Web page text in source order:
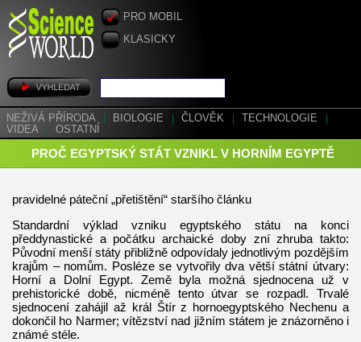
PRO MOBIL
KLASICKY
NEŽIVÁ PŘÍRODA BIOLOGIE ČLOVĚK TECHNOLOGIE
VIDEA
OSTATNÍ
PROČ EGYPTSKÝ STÁT VZNIKL V HORNÍM EGYPTĚ
pravidelné páteční „přetištění“ staršího článku
Standardní výklad vzniku egyptského státu na konci
předdynastické a počátku archaické doby zní zhruba takto:
Původní menší státy přibližně odpovídaly jednotlivým pozdějším
krajům – nomům. Posléze se vytvořily dva větší státní útvary:
Horní a Dolní Egypt. Země byla možná sjednocena už v
prehistorické době, nicméně tento útvar se rozpadl. Trvalé
sjednocení zahájil až král Štír z hornoegyptského Nechenu a
dokončil ho Narmer; vítězství nad jižním státem je znázorněno i
známé stéle.